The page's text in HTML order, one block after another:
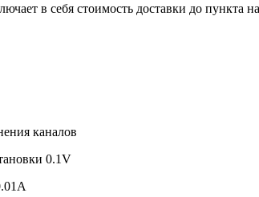
в себя стоимость доставки до пункта
каналов
0.1V